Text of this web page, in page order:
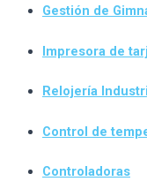
Gestión de
Impresora de
Relojería
Control de
Controladoras